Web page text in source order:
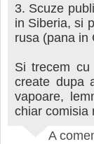
3. Scuze
in Siberia, si
rusa (pana in
Si trecem cu
create dupa
vapoare,
chiar comisia
A